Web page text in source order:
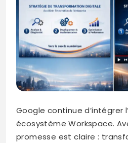
Google continue d’intégrer
écosystème Workspace.
promesse est claire :